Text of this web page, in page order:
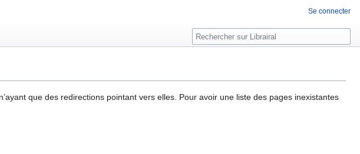
que des redirections pointant vers elles. Pour avoir une liste des pages inexistantes
Se connecter
Rechercher